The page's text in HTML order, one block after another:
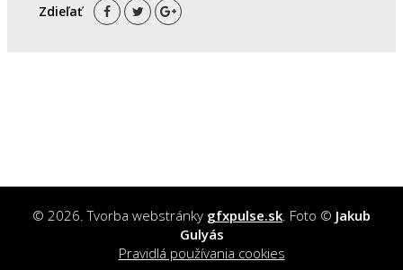
Zdieľať
© 2026. Tvorba webstránky gfxpulse.sk . Foto © Jakub
Gulyás
Pravidlá používania cookies